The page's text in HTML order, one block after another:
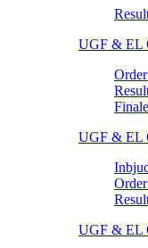
UGF & EL
UGF & EL
UGF & EL